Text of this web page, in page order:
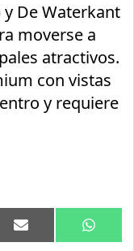
De Waterkant
moverse a
atractivos.
con vistas
y requiere
Compartir
en
Email
en